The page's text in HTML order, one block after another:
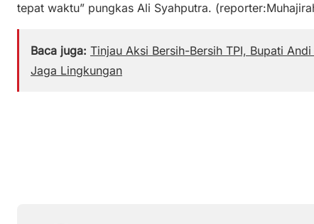
tepat waktu” pungkas Ali Syahputra.
Baca juga: Tinjau Aksi Bersih-Bersih TPI, Bupati
Jaga Lingkungan